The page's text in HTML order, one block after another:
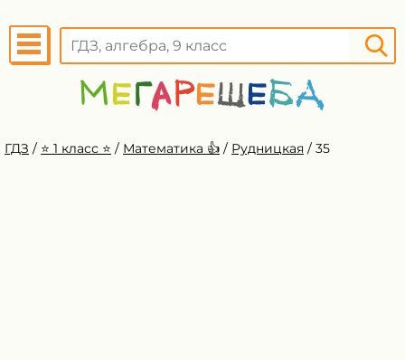
ГДЗ / ⭐️ 1 класс ⭐️ / Математика 👍 / Рудницкая / 35